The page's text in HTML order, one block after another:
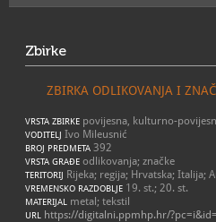
Zbirke
ZBIRKA ODLIKOVANJA I
VRSTA ZBIRKE povijesna, kulturno-
VODITELJ Ivo Mileusnić
BROJ PREDMETA 392
VRSTA GRAĐE odlikovanja; značke
TERITORIJ Rijeka; regija; Hrvatska; Italija;
VREMENSKO RAZDOBLJE 19. st.; 20. st.
MATERIJAL metal; tekstil
URL https://digitalni.ppmhp.hr/